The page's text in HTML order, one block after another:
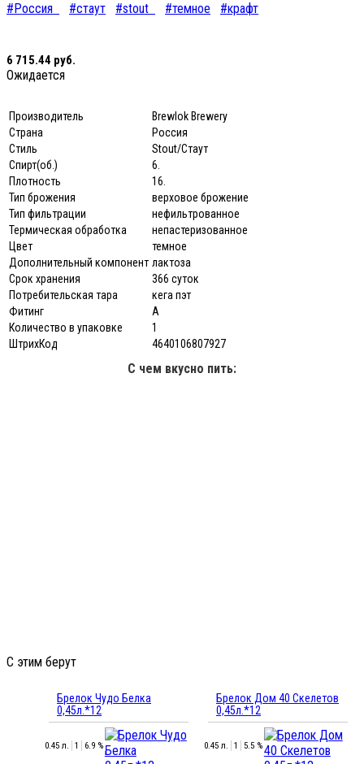
#Россия
#стаут #stout #темное #крафт
6 715.44 руб.
Ожидается
Производитель
Brewlok Brewery
Страна
Россия
Стиль
Stout/Стаут
Спирт(об.)
6.
Плотность
16.
Тип брожения
верховое брожение
Тип фильтрации
нефильтрованное
Термическая обработка
непастеризованное
Цвет
темное
Дополнительный компонент лактоза
Срок хранения
366 суток
Потребительская тара
кега пэт
Фитинг
А
Количество в упаковке
1
ШтрихКод
4640106807927
С чем вкусно пить:
С этим берут
Брелок Чудо Белка
0,45л.*12
0.45 л. 1 6.9 %
Брелок Дом 40 Скелетов
0,45л.*12
0.45 л. 1 5.5 %